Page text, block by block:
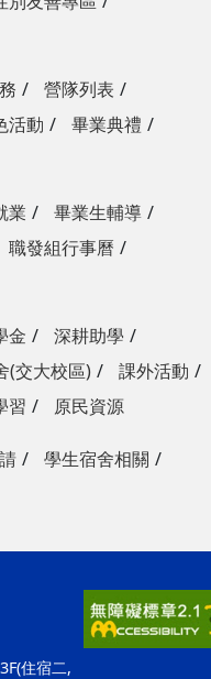
營隊列表
活動
畢業典禮
業
畢業生輔導
職發組行事曆
金
深耕助學
(交大校區)
課外活動
習 原民資源
學生宿舍相關
住宿二,